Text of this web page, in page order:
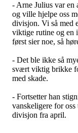
- Arne Julius var
og ville hjelpe oss
divisjon. Vi så med
viktige rutine og en
først sier noe, så
- Det ble ikke så
svært viktig brikke
med skade.
- Fortsetter han
vanskeligere for
divisjon fra april.